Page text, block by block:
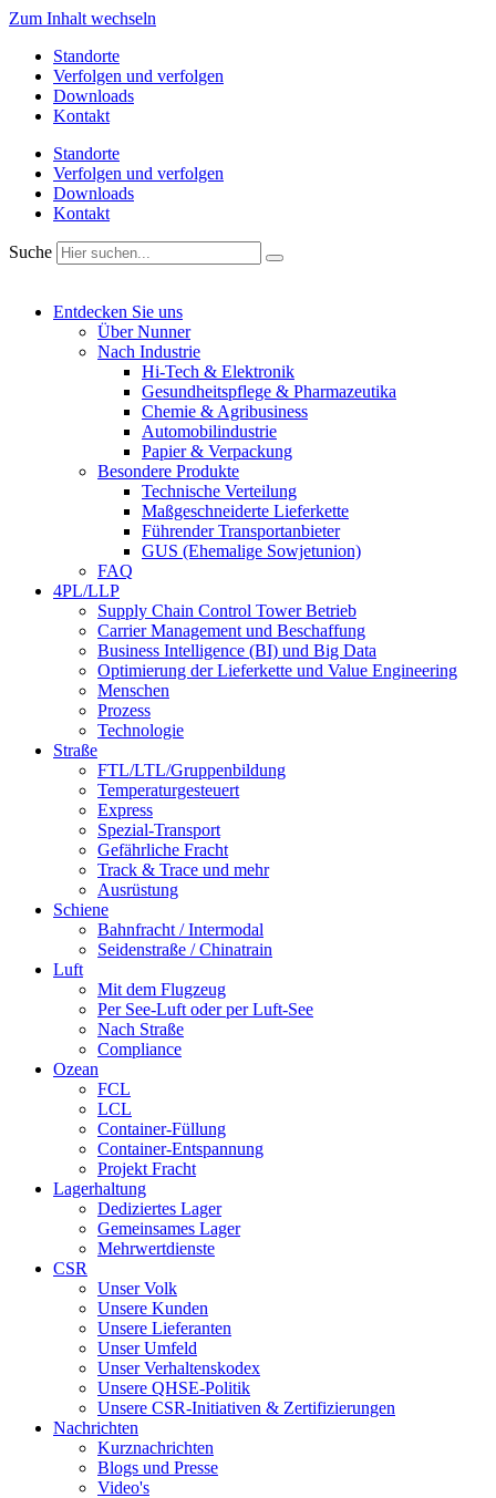
Zum Inhalt wechseln
Standorte
Verfolgen und verfolgen
Downloads
Kontakt
Standorte
Verfolgen und verfolgen
Downloads
Kontakt
Suche
Entdecken Sie uns
Über Nunner
Nach Industrie
Hi-Tech & Elektronik
Gesundheitspflege & Pharmazeutika
Chemie & Agribusiness
Automobilindustrie
Papier & Verpackung
Besondere Produkte
Technische Verteilung
Maßgeschneiderte Lieferkette
Führender Transportanbieter
GUS (Ehemalige Sowjetunion)
FAQ
4PL/LLP
Supply Chain Control Tower Betrieb
Carrier Management und Beschaffung
Business Intelligence (BI) und Big Data
Optimierung der Lieferkette und Value Engineering
Menschen
Prozess
Technologie
Straße
FTL/LTL/Gruppenbildung
Temperaturgesteuert
Express
Spezial-Transport
Gefährliche Fracht
Track & Trace und mehr
Ausrüstung
Schiene
Bahnfracht / Intermodal
Seidenstraße / Chinatrain
Luft
Mit dem Flugzeug
Per See-Luft oder per Luft-See
Nach Straße
Compliance
Ozean
FCL
LCL
Container-Füllung
Container-Entspannung
Projekt Fracht
Lagerhaltung
Dediziertes Lager
Gemeinsames Lager
Mehrwertdienste
CSR
Unser Volk
Unsere Kunden
Unsere Lieferanten
Unser Umfeld
Unser Verhaltenskodex
Unsere QHSE-Politik
Unsere CSR-Initiativen & Zertifizierungen
Nachrichten
Kurznachrichten
Blogs und Presse
Video's